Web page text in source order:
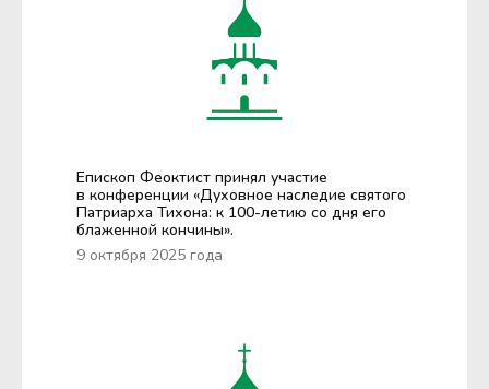
Епископ Феоктист принял участие
в конференции «Духовное наследие святого
Патриарха Тихона: к 100-летию со дня его
блаженной кончины».
9 октября 2025 года